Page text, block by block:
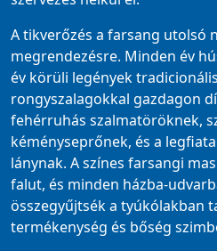
A tikverőzés a farsang utolsó
megrendezésre. Minden év
év körüli legények
rongyszalagokkal gazdagon
fehérruhás szalmatöröknek,
kéményseprőnek, és a
lánynak. A színes farsangi
falut, és minden házba-
összegyűjtsék a tyúkólakban
termékenység és bőség